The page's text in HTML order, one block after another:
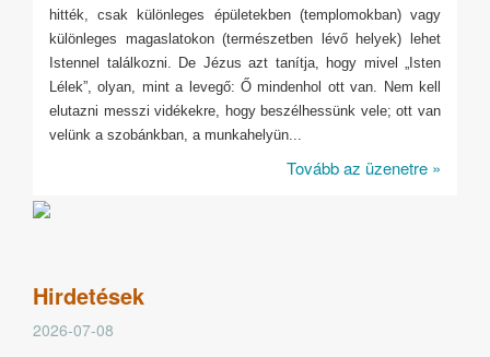
hitték, csak különleges épületekben (templomokban) vagy
különleges magaslatokon (természetben lévő helyek) lehet
Istennel találkozni. De Jézus azt tanítja, hogy mivel „Isten
Lélek”, olyan, mint a levegő: Ő mindenhol ott van. Nem kell
elutazni messzi vidékekre, hogy beszélhessünk vele; ott van
velünk a szobánkban, a munkahelyün...
Tovább az üzenetre »
Hirdetések
2026-07-08